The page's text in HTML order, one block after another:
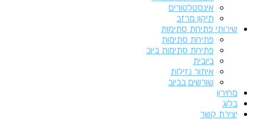
אינסטלטורים
תיקון מרזב
שירותי פתיחת סתימות
פתיחת סתימות
פתיחת סתימות ביוב
ביובית
איתור נזילות
שורשים בביוב
מחירון
בלוג
יצירת קשר